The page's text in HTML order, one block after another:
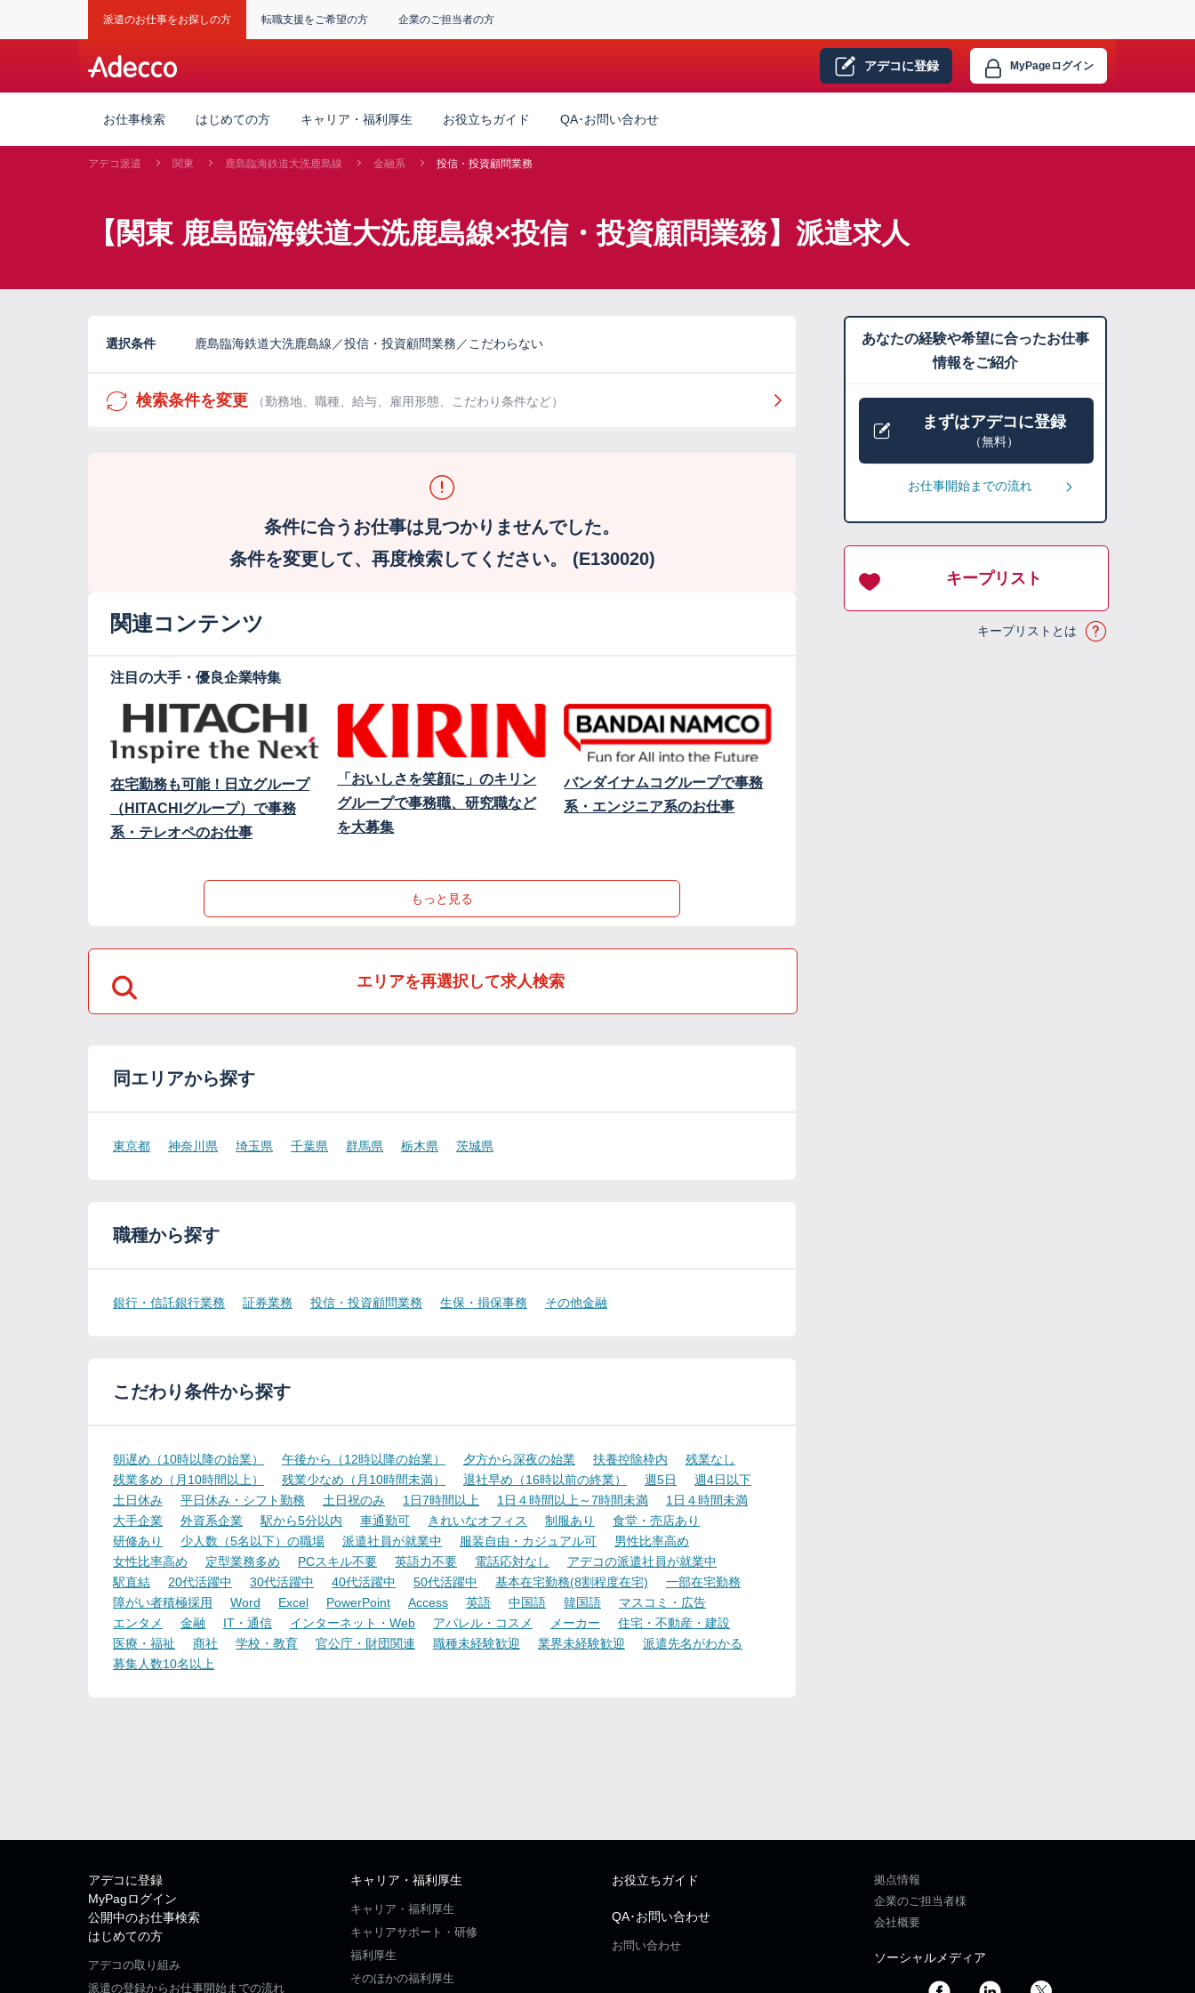
派遣のお仕事をお探しの方 転職支援をご希望の方 企業のご担当者の方
アデコに登録 MyPageログイン
お仕事検索 はじめての方 キャリア・福利厚生 お役立ちガイド QA･お問い合わせ
アデコ派遣 関東 鹿島臨海鉄道大洗鹿島線 金融系 投信・投資顧問業務
【関東 鹿島臨海鉄道大洗鹿島線×投信・投資顧問業務】派遣求人
選択条件 鹿島臨海鉄道大洗鹿島線／投信・投資顧問業務／こだわらない
検索条件を変更 （勤務地、職種、給与、雇用形態、こだわり条件など）
条件に合うお仕事は見つかりませんでした。
条件を変更して、再度検索してください。 (E130020)
関連コンテンツ
注目の大手・優良企業特集
在宅勤務も可能！日立グループ
（HITACHIグループ）で事務
系・テレオペのお仕事
「おいしさを笑顔に」のキリン
グループで事務職、研究職など
を大募集
バンダイナムコグループで事務
系・エンジニア系のお仕事
もっと見る
エリアを再選択して求人検索
同エリアから探す
東京都 神奈川県 埼玉県 千葉県 群馬県 栃木県 茨城県
職種から探す
銀行・信託銀行業務 証券業務 投信・投資顧問業務 生保・損保事務 その他金融
こだわり条件から探す
朝遅め（10時以降の始業） 午後から（12時以降の始業） 夕方から深夜の始業 扶養控除枠内
残業なし
残業多め（月10時間以上）
残業少なめ（月10時間未満） 退社早め（16時以前の終業） 週5日
週4日以下
土日休み
平日休み・シフト勤務 土日祝のみ 1日7時間以上 1日４時間以上～7時間未満
1日４時間未満
大手企業
外資系企業 駅から5分以内 車通勤可 きれいなオフィス 制服あり
食堂・売店あり
研修あり
少人数（5名以下）の職場 派遣社員が就業中 服装自由・カジュアル可
男性比率高め
女性比率高め
定型業務多め PCスキル不要 英語力不要 電話応対なし
アデコの派遣社員が就業中
駅直結
20代活躍中 30代活躍中 40代活躍中 50代活躍中 基本在宅勤務(8割程度在宅)
一部在宅勤務
障がい者積極採用
Word Excel PowerPoint Access 英語 中国語 韓国語
マスコミ・広告
エンタメ
金融 IT・通信 インターネット・Web アパレル・コスメ メーカー
住宅・不動産・建設
医療・福祉
商社 学校・教育 官公庁・財団関連 職種未経験歓迎 業界未経験歓迎
派遣先名がわかる
募集人数10名以上
あなたの経験や希望に合ったお仕事
情報をご紹介
まずはアデコに登録
（無料）
お仕事開始までの流れ
キープリスト
キープリストとは
アデコに登録
MyPagログイン
公開中のお仕事検索
はじめての方
アデコの取り組み
派遣の登録からお仕事開始までの流れ
キャリア・福利厚生
キャリア・福利厚生
キャリアサポート・研修
福利厚生
そのほかの福利厚生
お役立ちガイド
QA･お問い合わせ
お問い合わせ
拠点情報
企業のご担当者様
会社概要
ソーシャルメディア